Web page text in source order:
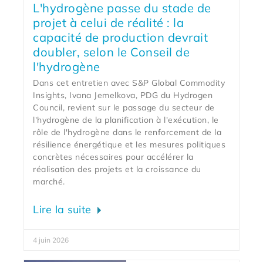
L'hydrogène passe du stade de
projet à celui de réalité : la
capacité de production devrait
doubler, selon le Conseil de
l'hydrogène
Dans cet entretien avec S&P Global Commodity
Insights, Ivana Jemelkova, PDG du Hydrogen
Council, revient sur le passage du secteur de
l'hydrogène de la planification à l'exécution, le
rôle de l'hydrogène dans le renforcement de la
résilience énergétique et les mesures politiques
concrètes nécessaires pour accélérer la
réalisation des projets et la croissance du
marché.
Lire la suite
4 juin 2026